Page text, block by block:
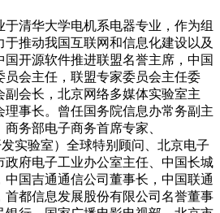
于清华大学电机系电器专业，作为组
推动我国互联网和信息化建设以及
开源软件推进联盟名誉主席，中国
员会主任，联盟专家委员会主任委
副会长，北京网络多媒体实验室主
事长。曾任国务院信息办常务副主
务部电子商务首席专家、
实验室）全球特别顾问、北京电子
政府电子工业办公室主任、中国长城
国吉通通信公司董事长，中国联通
首都信息发展股份有限公司名誉董事